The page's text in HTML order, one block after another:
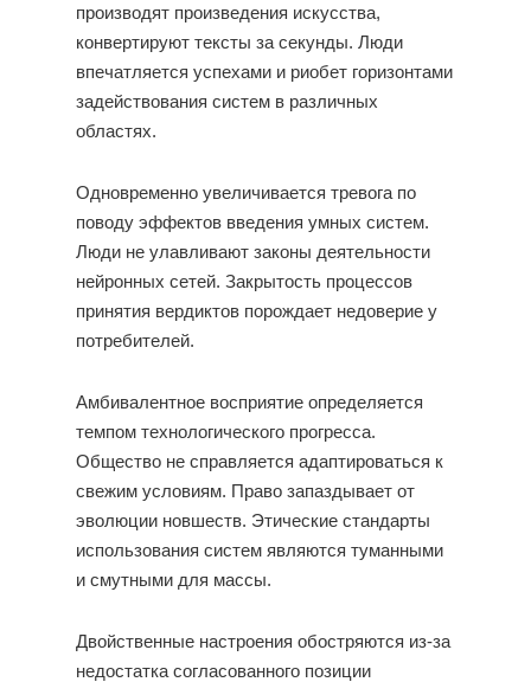
производят произведения искусства,
конвертируют тексты за секунды. Люди
впечатляется успехами и риобет горизонтами
задействования систем в различных
областях.
Одновременно увеличивается тревога по
поводу эффектов введения умных систем.
Люди не улавливают законы деятельности
нейронных сетей. Закрытость процессов
принятия вердиктов порождает недоверие у
потребителей.
Амбивалентное восприятие определяется
темпом технологического прогресса.
Общество не справляется адаптироваться к
свежим условиям. Право запаздывает от
эволюции новшеств. Этические стандарты
использования систем являются туманными
и смутными для массы.
Двойственные настроения обостряются из-за
недостатка согласованного позиции